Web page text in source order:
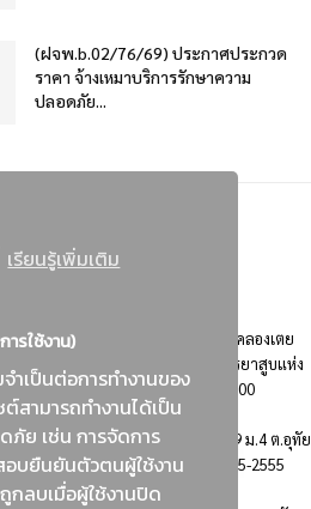
เรียนรู้เพิ่มเติม
รใช้งาน)
ำเป็นต่อการทำงานของ
ต์สามารถทำงานได้เป็น
ภัย เช่น การจัดการ
อบยืนยันตัวตนผู้ใช้งาน
กลบเมื่อผู้ใช้งานปิด
(ฝจพ.b.02/76/69) ประกาศประกวด
ราคา จ้างเหมาบริการรักษาความ
ปลอดภัย...
ถนนพระรามที่ 4 แขวงคลองเตย เขตคลองเตย
านคร 10110 ติดต่อประชาสัมพันธ์ การยาสูบแห่ง
เทศไทย Call center โทร. 0-2229-1000
ประเทศไทย พระนครศรีอยุธยา : 999 ม.4 ต.อุทัย
พระนครศรีอยุธยา 13210 โทร. 0-3535-2555